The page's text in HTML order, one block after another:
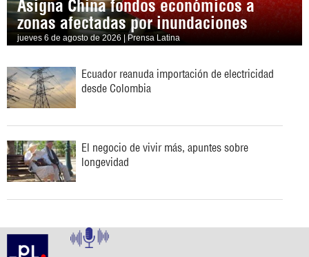
Asigna China fondos económicos a
zonas afectadas por inundaciones
jueves 6 de agosto de 2026 | Prensa Latina
Ecuador reanuda importación de electricidad
desde Colombia
El negocio de vivir más, apuntes sobre
longevidad